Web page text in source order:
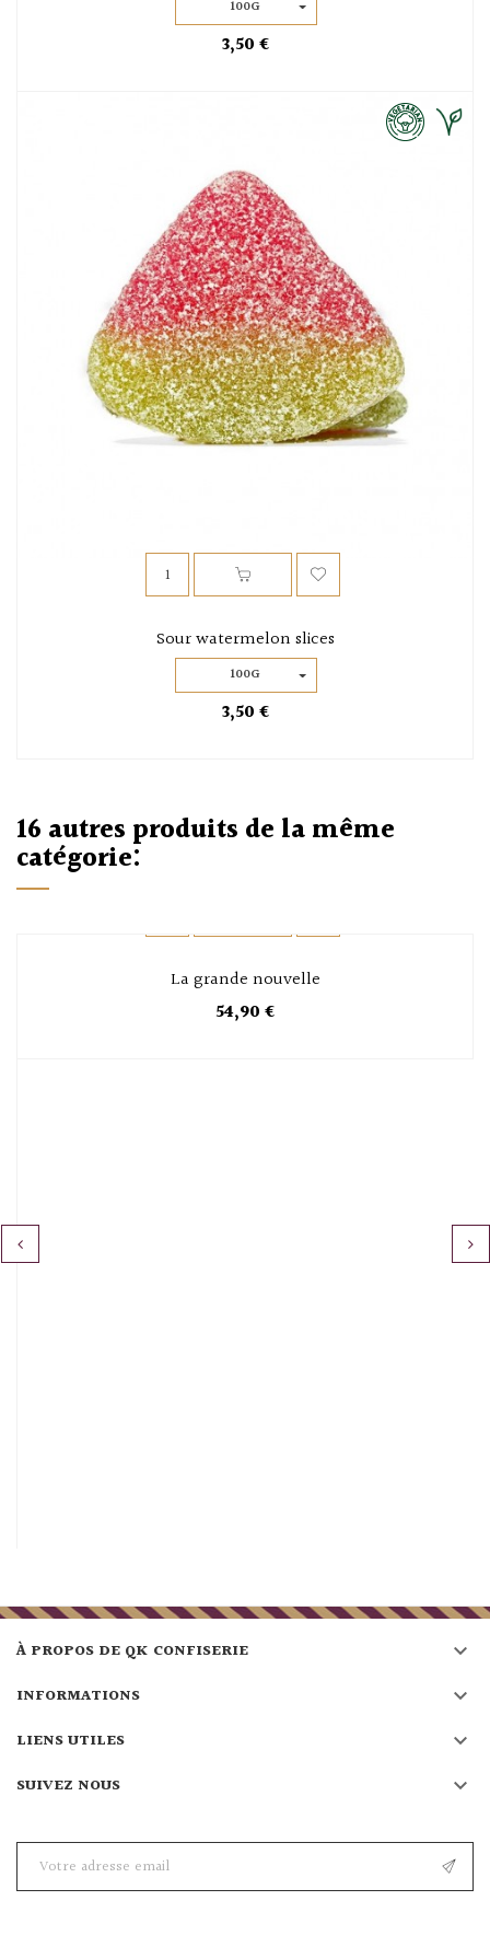
100G
3,50 €
Sour watermelon slices
100G
3,50 €
16 autres produits de la même
catégorie:
La grande nouvelle
54,90 €
À PROPOS DE QK CONFISERIE 
INFORMATIONS 
LIENS UTILES 
SUIVEZ NOUS 